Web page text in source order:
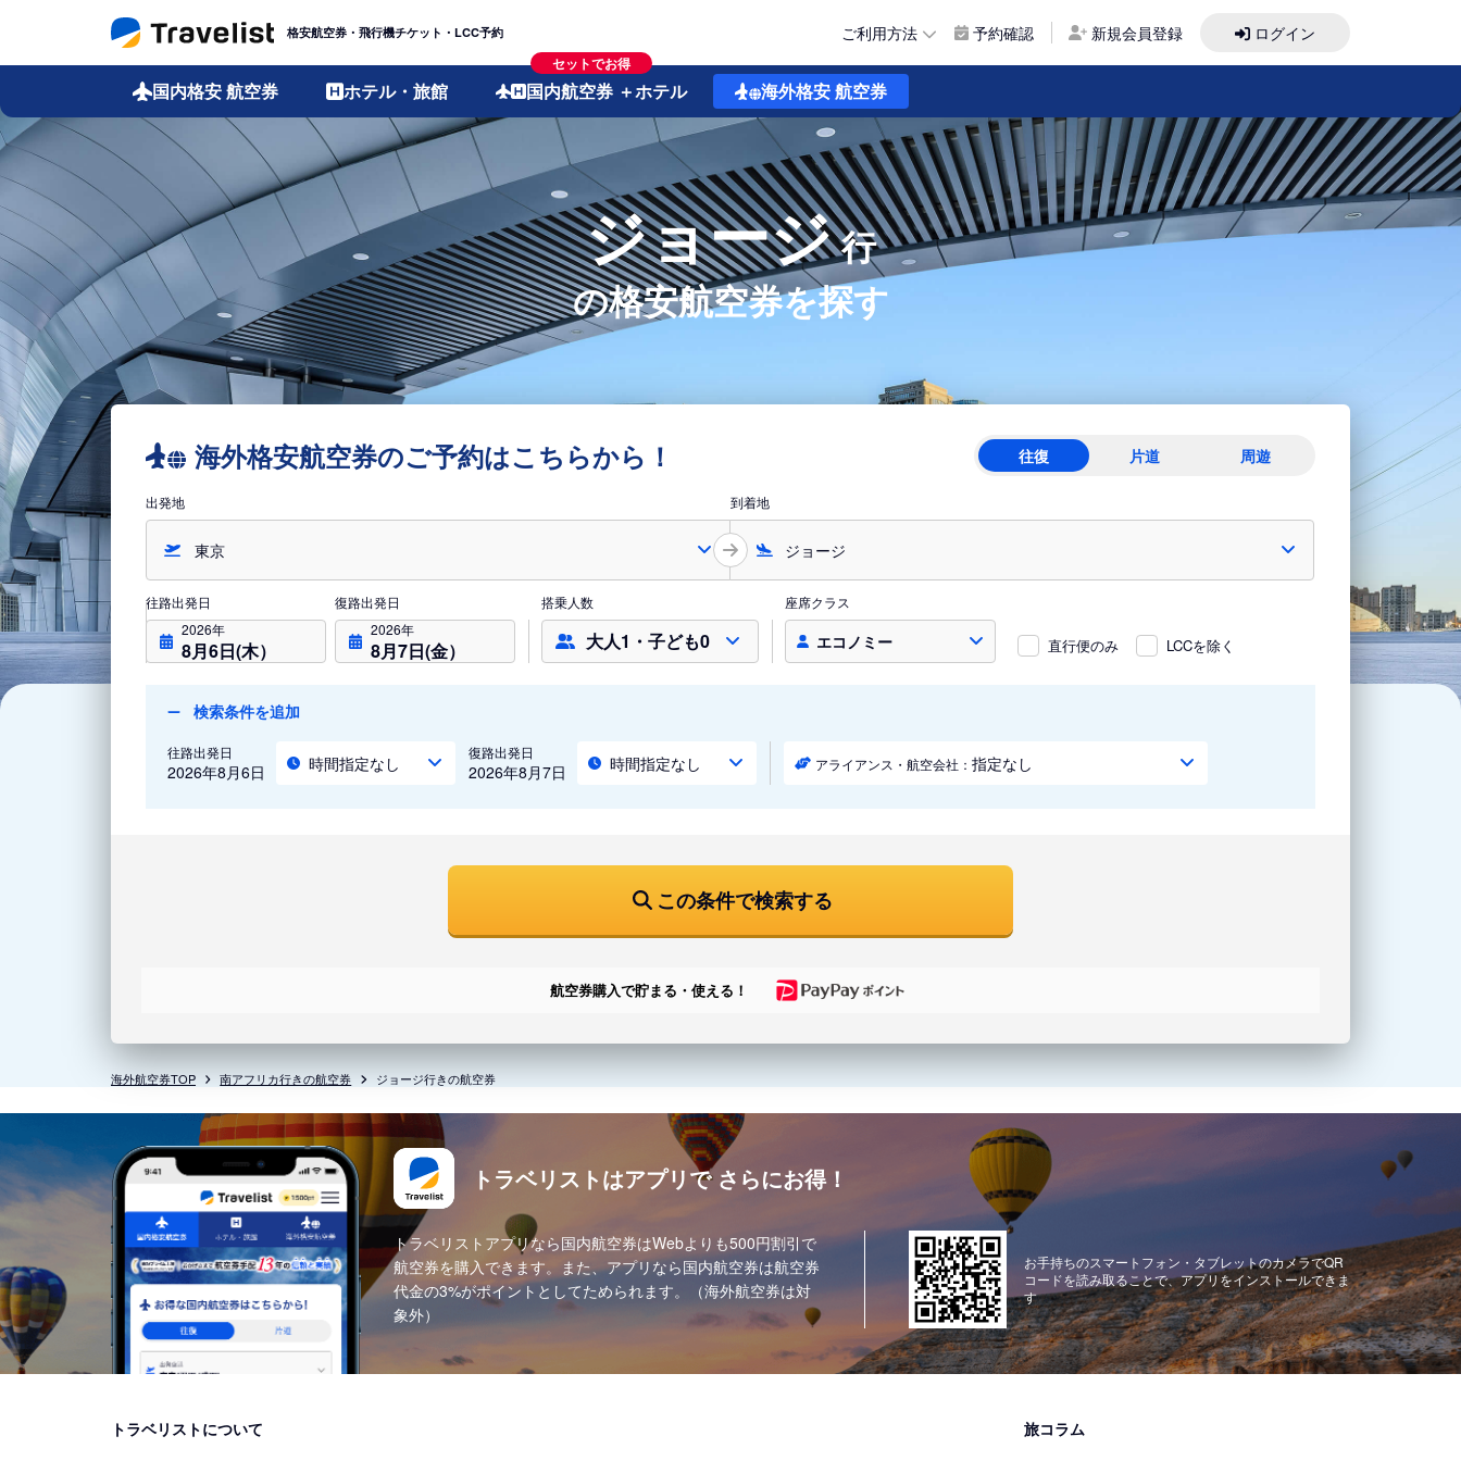
格安航空券・飛行機チケット・LCC予約 ご利用方法 予約確認 新規会員登録 ログイン
国内格安航空券 ホテル・旅館
セットでお得
国内航空券 ＋ホテル 海外格安航空券
ジョージ行
の格安航空券を探す
海外格安航空券のご予約はこちらから！ 往復 片道 周遊
出発地 到着地
往路出発日
2026年
8月6日(木）
復路出発日
2026年
8月7日(金）
搭乗人数
大人1・子ども0
座席クラス
エコノミー 直行便のみ LCCを除く
検索条件を追加
往路出発日
2026年8月6日 時間指定なし
復路出発日
2026年8月7日 時間指定なし アライアンス・航空会社： 指定なし
この条件で検索する
航空券購入で貯まる・使える！
海外航空券TOP 南アフリカ行きの航空券 ジョージ行きの航空券
トラベリストはアプリで さらにお得！
トラベリストアプリなら国内航空券はWebよりも500円割引で
航空券を購入できます。また、アプリなら国内航空券は航空券
代金の3%がポイントとしてためられます。（海外航空券は対
象外）
お手持ちのスマートフォン・タブレットのカメラでQR
コードを読み取ることで、アプリをインストールできま
す
トラベリストについて 旅コラム